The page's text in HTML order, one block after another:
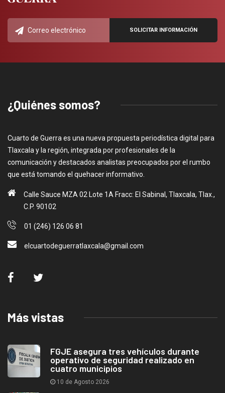
¿Quiénes somos?
Cuarto de Guerra es una nueva propuesta periodística digital para
Tlaxcala y la región, integrada por profesionales de la
comunicación y destacados analistas preocupados por el rumbo
que está tomando el quehacer informativo.
Calle Sauce MZA 02 Lote 1A Fracc: El Sabinal, Tlaxcala, Tlax.,
C.P. 90102
01 (246) 126 06 81
elcuartodeguerratlaxcala@gmail.com
Más vistas
FGJE asegura tres vehículos durante
operativo de seguridad realizado en
cuatro municipios
10 de Agosto 2026